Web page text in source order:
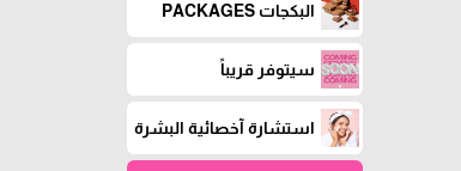
البكجات PACKAGES
سيتوفر قريباً
استشارة آخصائية البشرة